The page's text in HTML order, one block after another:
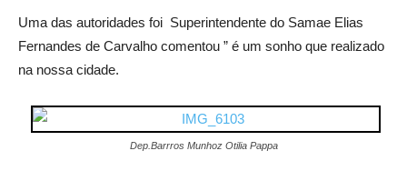
Uma das autoridades foi Superintendente do Samae Elias
Fernandes de Carvalho comentou ” é um sonho que realizado
na nossa cidade.
Dep.Barrros Munhoz Otilia Pappa